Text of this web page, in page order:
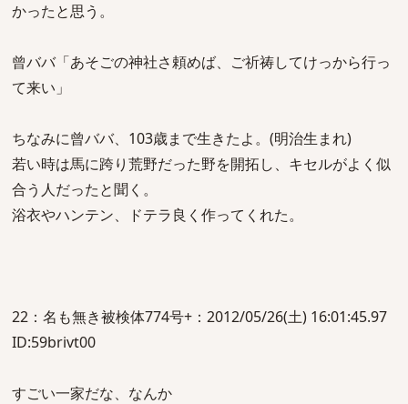
かったと思う。
曾ババ「あそごの神社さ頼めば、ご祈祷してけっから行っ
て来い」
ちなみに曾ババ、103歳まで生きたよ。(明治生まれ)
若い時は馬に跨り荒野だった野を開拓し、キセルがよく似
合う人だったと聞く。
浴衣やハンテン、ドテラ良く作ってくれた。
22：名も無き被検体774号+：2012/05/26(土) 16:01:45.97
ID:59brivt00
すごい一家だな、なんか